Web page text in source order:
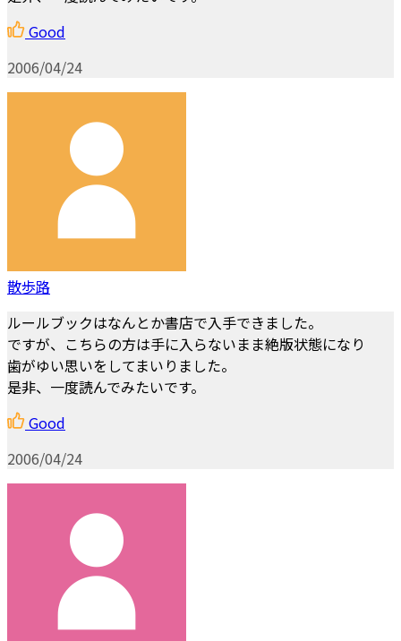
Good
2006/04/24
散歩路
ルールブックはなんとか書店で入手できました。
ですが、こちらの方は手に入らないまま絶版状態になり
歯がゆい思いをしてまいりました。
是非、一度読んでみたいです。
Good
2006/04/24